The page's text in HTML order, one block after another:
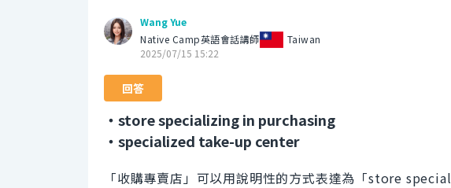
Wang Yue
Native Camp英語會話講師
Taiwan
2025/07/15 15:22
回答
・store specializing in purchasing
・specialized take-up center
「收購專賣店」可以用說明性的方式表達為「store